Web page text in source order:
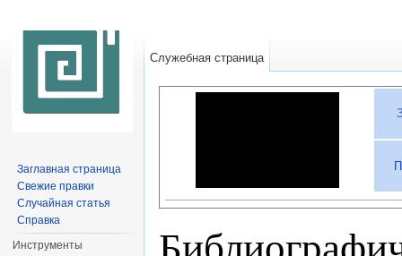
Служебная страница
Заглавная страница
Свежие правки
Случайная статья
Справка
Инструменты